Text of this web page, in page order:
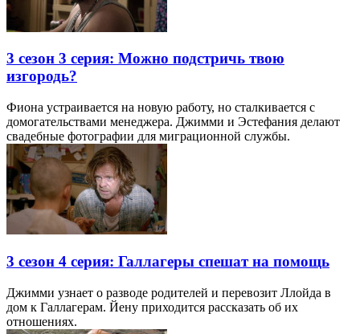
3 сезон 3 серия: Можно подстричь твою
изгородь?
Фиона устраивается на новую работу, но сталкивается с
домогательствами менеджера. Джимми и Эстефания делают
свадебные фотографии для миграционной службы.
3 сезон 4 серия: Галлагеры спешат на помощь
Джимми узнает о разводе родителей и перевозит Ллойда в
дом к Галлагерам. Йену приходится рассказать об их
отношениях.